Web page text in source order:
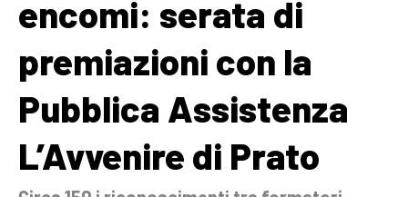
encomi: serata di
premiazioni con la
Pubblica Assistenza
L’Avvenire di Prato